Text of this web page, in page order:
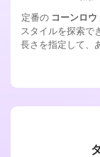
定番の コーンロウ
スタイルを探索で
長さを指定して、